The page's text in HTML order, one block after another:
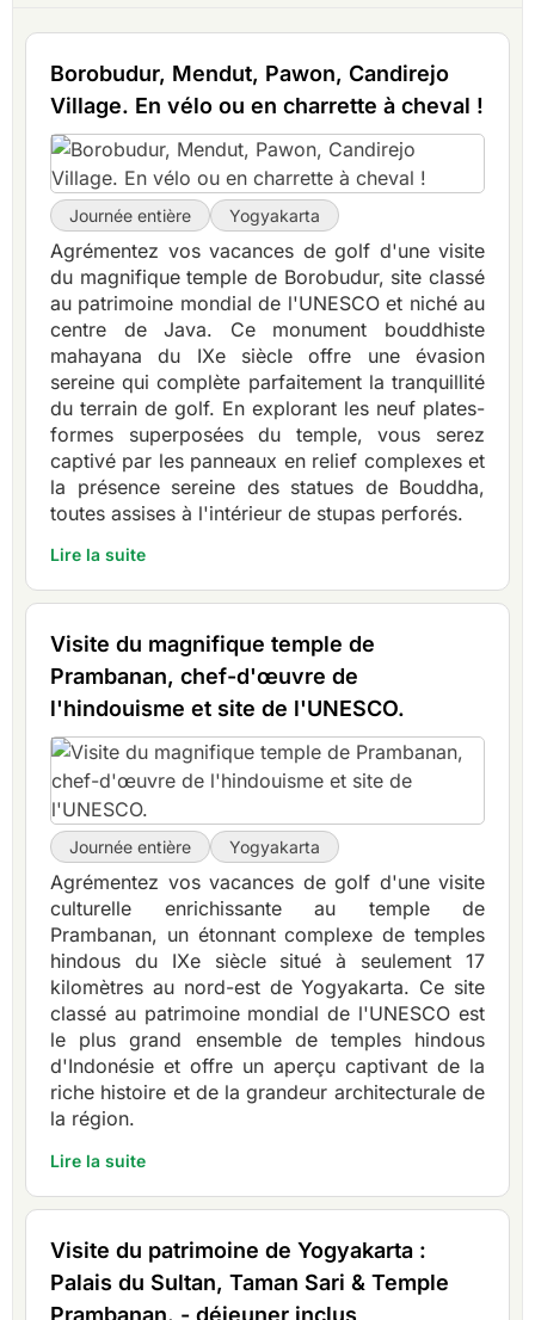
Borobudur, Mendut, Pawon, Candirejo
Village. En vélo ou en charrette à cheval !
Journée entière Yogyakarta
Agrémentez vos vacances de golf d'une visite
du magnifique temple de Borobudur, site classé
au patrimoine mondial de l'UNESCO et niché au
centre de Java. Ce monument bouddhiste
mahayana du IXe siècle offre une évasion
sereine qui complète parfaitement la tranquillité
du terrain de golf. En explorant les neuf plates-
formes superposées du temple, vous serez
captivé par les panneaux en relief complexes et
la présence sereine des statues de Bouddha,
toutes assises à l'intérieur de stupas perforés.
Lire la suite
Visite du magnifique temple de
Prambanan, chef-d'œuvre de
l'hindouisme et site de l'UNESCO.
Journée entière Yogyakarta
Agrémentez vos vacances de golf d'une visite
culturelle enrichissante au temple de
Prambanan, un étonnant complexe de temples
hindous du IXe siècle situé à seulement 17
kilomètres au nord-est de Yogyakarta. Ce site
classé au patrimoine mondial de l'UNESCO est
le plus grand ensemble de temples hindous
d'Indonésie et offre un aperçu captivant de la
riche histoire et de la grandeur architecturale de
la région.
Lire la suite
Visite du patrimoine de Yogyakarta :
Palais du Sultan, Taman Sari & Temple
Prambanan. - déjeuner inclus